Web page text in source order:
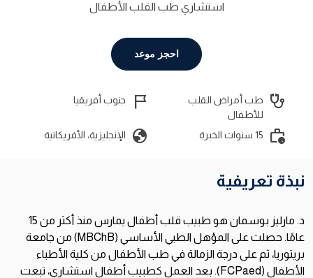
استشاري طب القلب الأطفال
احجز موعد
stethoscope طب أمراض القلب
للأطفال
flag_2 جنوب أفريقيا
work_history 15 سنوات الخبرة globe الإنجليزية، الأفريكانية
نبذة تعريفية
د. مارليز بوسمان هو طبيب قلب أطفال يمارس منذ أكثر من 15
عامًا. حصلت على المؤهل الطبي الأساسي (MBChB) من جامعة
بريتوريا، ثم على درجة الزمالة في طب الأطفال من كلية الأطباء
الأطفال (FCPaed). بعد العمل كطبيب أطفال استشاري، تبعت